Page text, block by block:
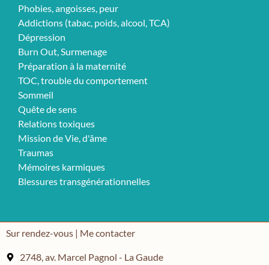
Phobies, angoisses, peur
Addictions (tabac, poids, alcool, TCA)
Dépression
Burn Out, Surmenage
Préparation à la maternité
TOC, trouble du comportement
Sommeil
Quête de sens
Relations toxiques
Mission de Vie, d'âme
Traumas
Mémoires karmiques
Blessures transgénérationnelles
Sur rendez-vous | Me contacter
2748, av. Marcel Pagnol - La Gaude